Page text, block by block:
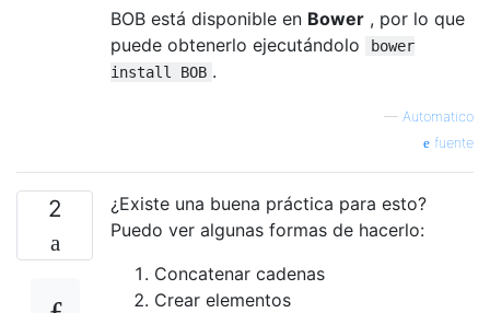
BOB está disponible en Bower , por lo que
puede obtenerlo ejecutándolo
bower
install BOB .
— Automatico
fuente
2
¿Existe una buena práctica para esto?
Puedo ver algunas formas de hacerlo:
Concatenar cadenas
Crear elementos